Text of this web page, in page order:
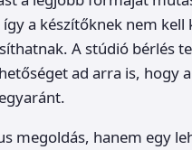
a készítőknek nem kell
A stúdió bérlés
ad arra is, hogy
megoldás, hanem egy